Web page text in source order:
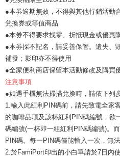
●本券逾期無效，不得與其他行銷活動
兌換券或等值商品
●本券不得要求找零、折抵現金或優惠
●本券採不記名，請妥善保管。遺失、
補發；影印亦不得使用
●全家便利商店保留本活動修改及購買
注意事項
●如遇手機無法掃描兌換時，請依下列
1.輸入此紅利PIN碼前，請先致電全家
的咖啡品項及該杯紅利PIN碼編號，欲
碼編號(一杯即一組紅利PIN碼編號)。
PIN碼。每一PIN碼僅能輸入一次，無
2.於FamiPort印出的小白單請於7日內